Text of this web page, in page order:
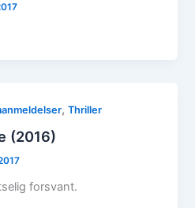
,Thriller
(2016)
forsvant.